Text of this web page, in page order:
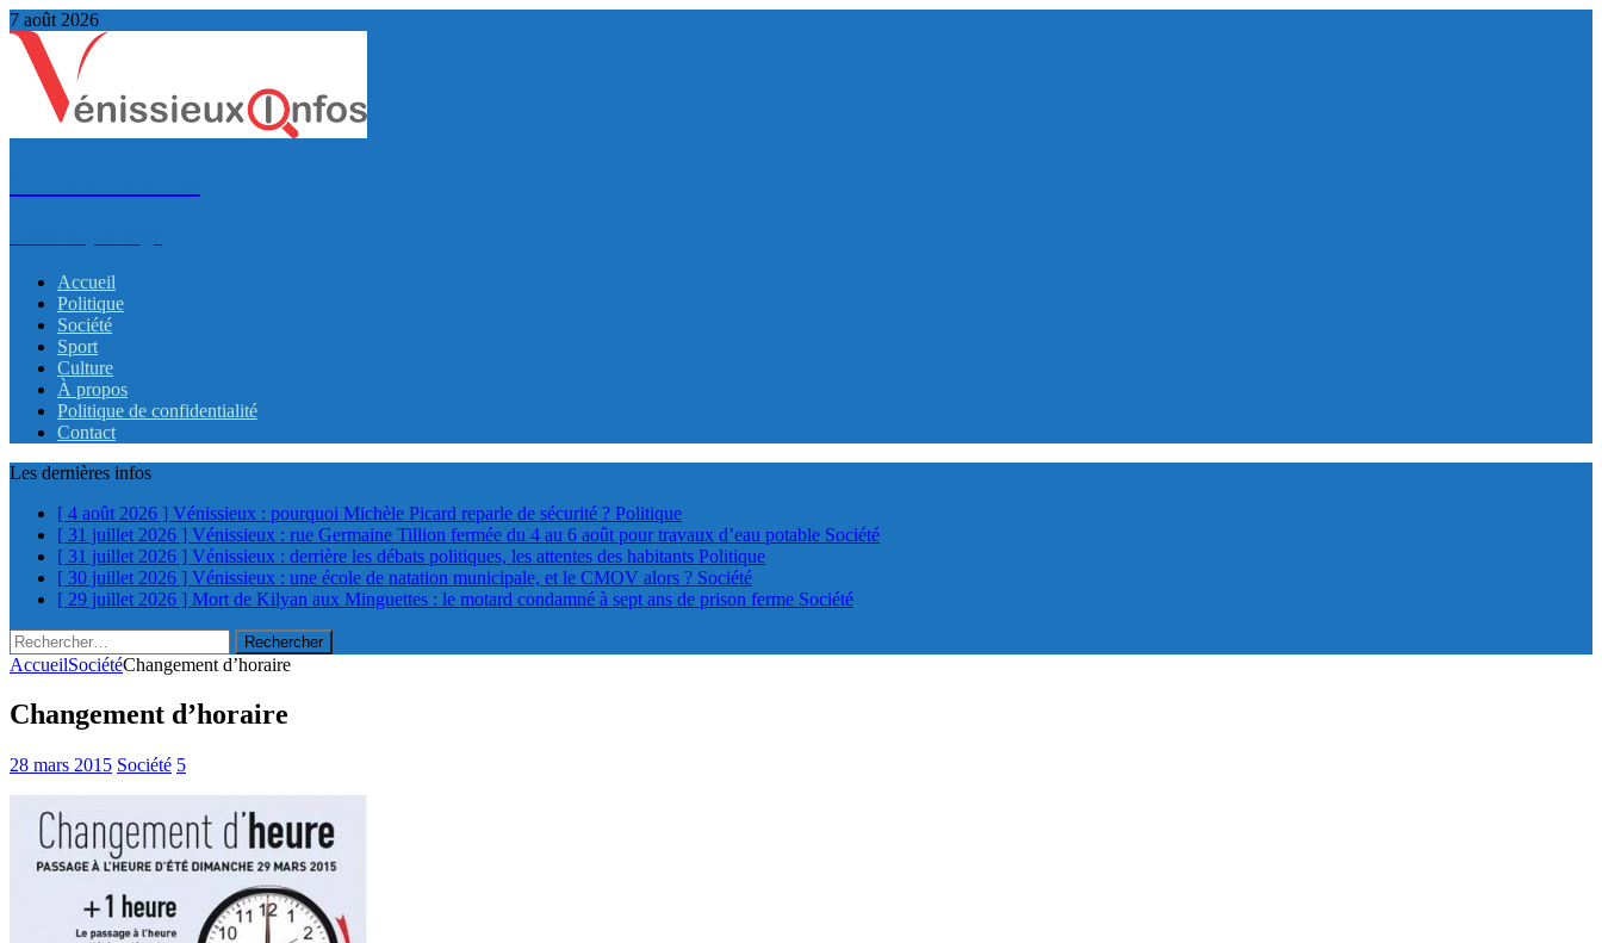
7 août 2026
Accueil
Politique
Société
Sport
Culture
À propos
Politique de confidentialité
Contact
Les dernières infos
[ 4 août 2026 ] Vénissieux : pourquoi Michèle Picard reparle de sécurité ? Politique
[ 31 juillet 2026 ] Vénissieux : rue Germaine Tillion fermée du 4 au 6 août pour travaux d’eau potable Société
[ 31 juillet 2026 ] Vénissieux : derrière les débats politiques, les attentes des habitants Politique
[ 30 juillet 2026 ] Vénissieux : une école de natation municipale, et le CMOV alors ? Société
[ 29 juillet 2026 ] Mort de Kilyan aux Minguettes : le motard condamné à sept ans de prison ferme Société
Rechercher :
AccueilSociétéChangement d’horaire
Changement d’horaire
28 mars 2015 Société 5